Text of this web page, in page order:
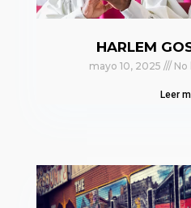
HARLEM
mayo 10, 2025 No
Leer